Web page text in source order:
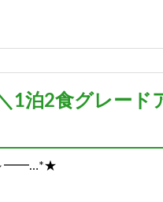
1泊2食グレード
～━━…*★